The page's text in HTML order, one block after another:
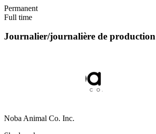
Permanent
Full time
Journalier/journalière de production
Noba Animal Co. Inc.